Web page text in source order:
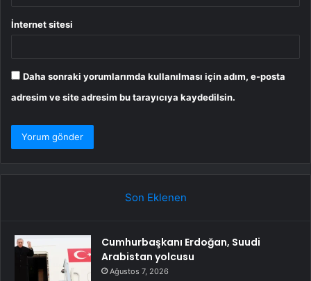
İnternet sitesi
Daha sonraki yorumlarımda kullanılması için adım, e-posta
adresim ve site adresim bu tarayıcıya kaydedilsin.
Son Eklenen
Cumhurbaşkanı Erdoğan, Suudi
Arabistan yolcusu
Ağustos 7, 2026